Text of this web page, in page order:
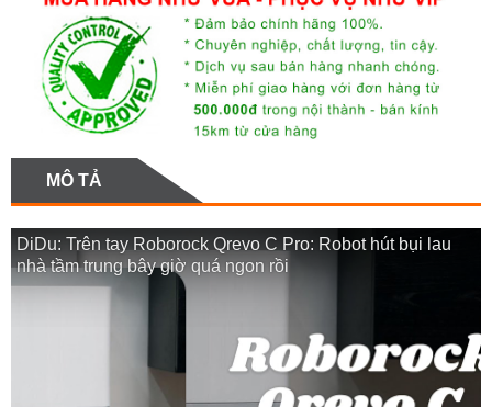
MÔ TẢ
DiDu: Trên tay Roborock Qrevo C Pro: Robot hút bụi lau
nhà tầm trung bây giờ quá ngon rồi